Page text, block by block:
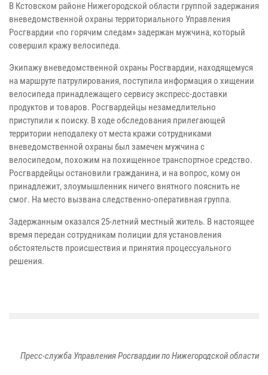
В Кстовском районе Нижегородской области группой задержания
вневедомственной охраны территориального Управления
Росгвардии «по горячим следам» задержан мужчина, который
совершил кражу велосипеда.
Экипажу вневедомственной охраны Росгвардии, находящемуся
на маршруте патрулирования, поступила информация о хищении
велосипеда принадлежащего сервису экспресс-доставки
продуктов и товаров. Росгвардейцы незамедлительно
приступили к поиску. В ходе обследования прилегающей
территории неподалеку от места кражи сотрудниками
вневедомственной охраны был замечен мужчина с
велосипедом, похожим на похищенное транспортное средство.
Росгвардейцы остановили гражданина, и на вопрос, кому он
принадлежит, злоумышленник ничего внятного пояснить не
смог. На место вызвана следственно-оперативная группа.
Задержанным оказался 25-летний местный житель. В настоящее
время передан сотрудникам полиции для установления
обстоятельств происшествия и принятия процессуального
решения.
Пресс-служба Управления Росгвардии по Нижегородской области